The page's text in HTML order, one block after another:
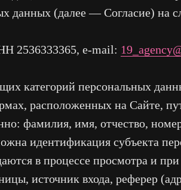
данных (далее — Согласие) на
2536333365, e-mail:
категорий персональных
расположенных на Сайте,
фамилия, имя, отчество,
идентификация субъекта
в процессе просмотра и
источник входа, реферер